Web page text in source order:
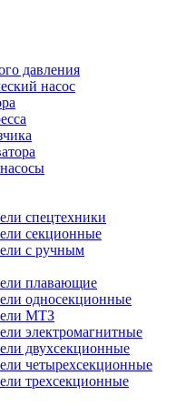
давления
насос
спецтехники
секционные
с ручным
плавающие
односекционные
МТЗ
электромагнитные
двухсекционные
четырехсекционные
трехсекционные